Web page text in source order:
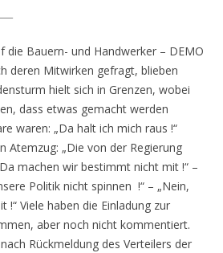
die Bauern- und Handwerker – DEMO
deren Mitwirken gefragt, blieben
hielt sich in Grenzen, wobei
dass etwas gemacht werden
waren: „Da halt ich mich raus !“
Atemzug: „Die von der Regierung
machen wir bestimmt nicht mit !“ –
Politik nicht spinnen !“ – „Nein,
!“ Viele haben die Einladung zur
aber noch nicht kommentiert.
Rückmeldung des Verteilers der